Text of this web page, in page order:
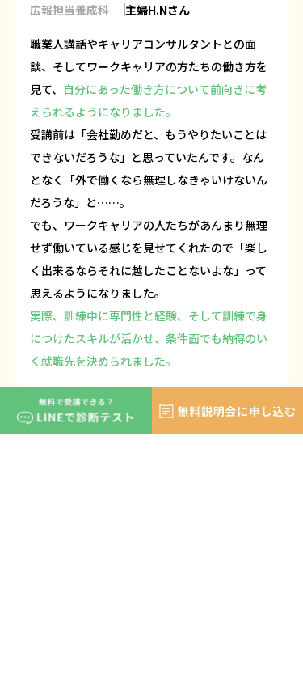
広報担当養成科 主婦H.Nさん
職業人講話やキャリアコンサルタントとの面
談、そしてワークキャリアの方たちの働き方を
見て、 自分にあった働き方について前向きに考
えられるようになりました。
受講前は「会社勤めだと、もうやりたいことは
できないだろうな」と思っていたんです。なん
となく「外で働くなら無理しなきゃいけないん
だろうな」と……。
でも、ワークキャリアの人たちがあんまり無理
せず働いている感じを見せてくれたので「楽し
く出来るならそれに越したことないよな」って
思えるようになりました。
実際、訓練中に専門性と経験、そして訓練で身
につけたスキルが活かせ、条件面でも納得のい
く就職先を決められました。